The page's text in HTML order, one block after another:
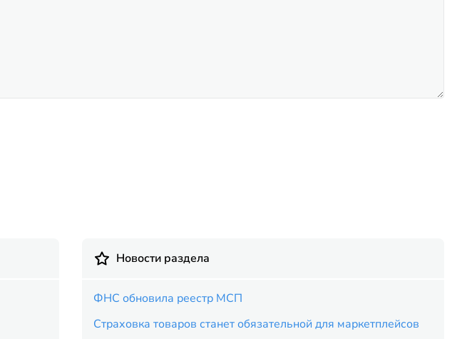
Новости раздела
ФНС обновила реестр МСП
Страховка товаров станет обязательной для маркетплейсов